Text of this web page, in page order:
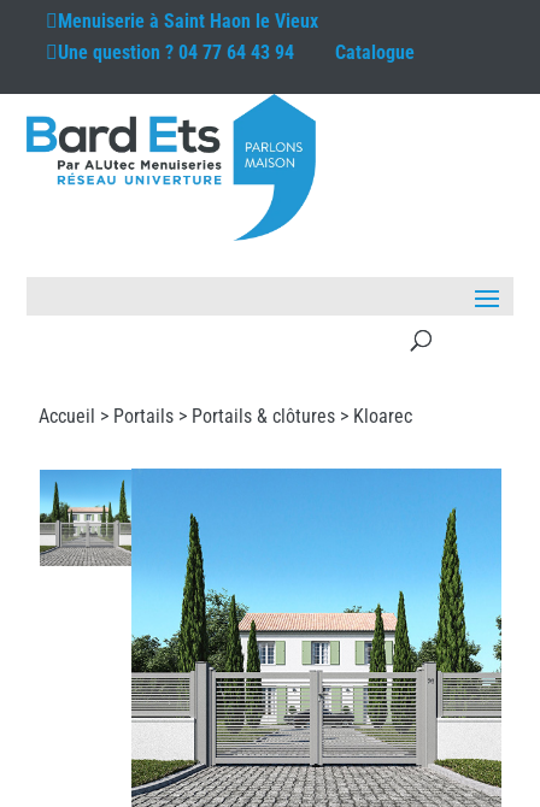
Menuiserie àSaint Haon le Vieux
Une question ?04 77 64 43 94 Catalogue
Accueil > Portails > Portails & clôtures > Kloarec